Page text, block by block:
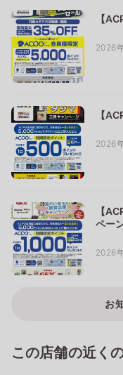
【
2026
【
2026
【
ペー
2026
お
この店舗の近く